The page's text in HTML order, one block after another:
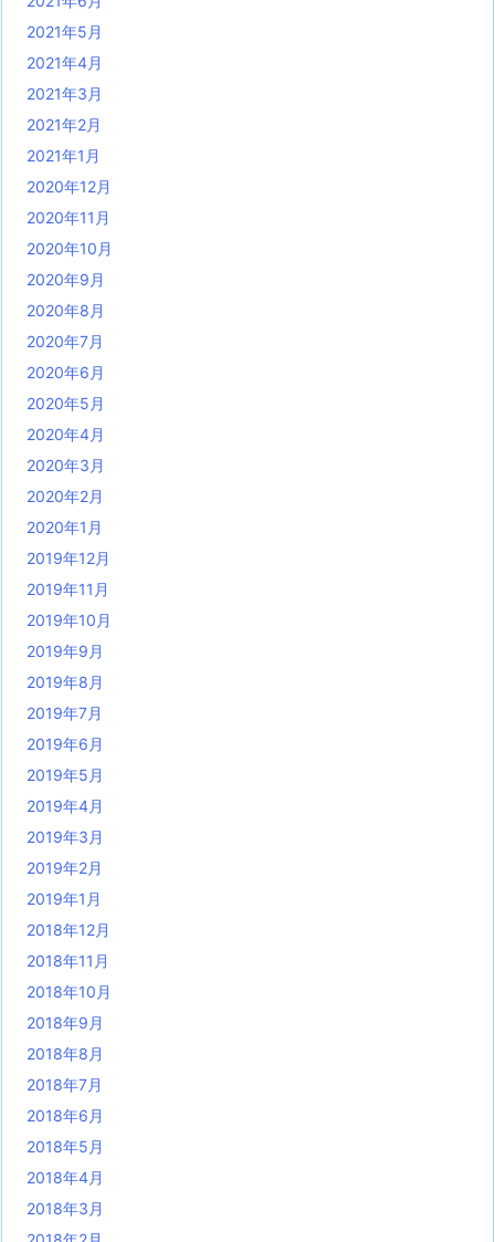
2021年5月
2021年4月
2021年3月
2021年2月
2021年1月
2020年12月
2020年11月
2020年10月
2020年9月
2020年8月
2020年7月
2020年6月
2020年5月
2020年4月
2020年3月
2020年2月
2020年1月
2019年12月
2019年11月
2019年10月
2019年9月
2019年8月
2019年7月
2019年6月
2019年5月
2019年4月
2019年3月
2019年2月
2019年1月
2018年12月
2018年11月
2018年10月
2018年9月
2018年8月
2018年7月
2018年6月
2018年5月
2018年4月
2018年3月